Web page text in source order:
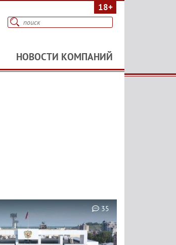
18+
НОВОСТИ КОМПАНИЙ
35